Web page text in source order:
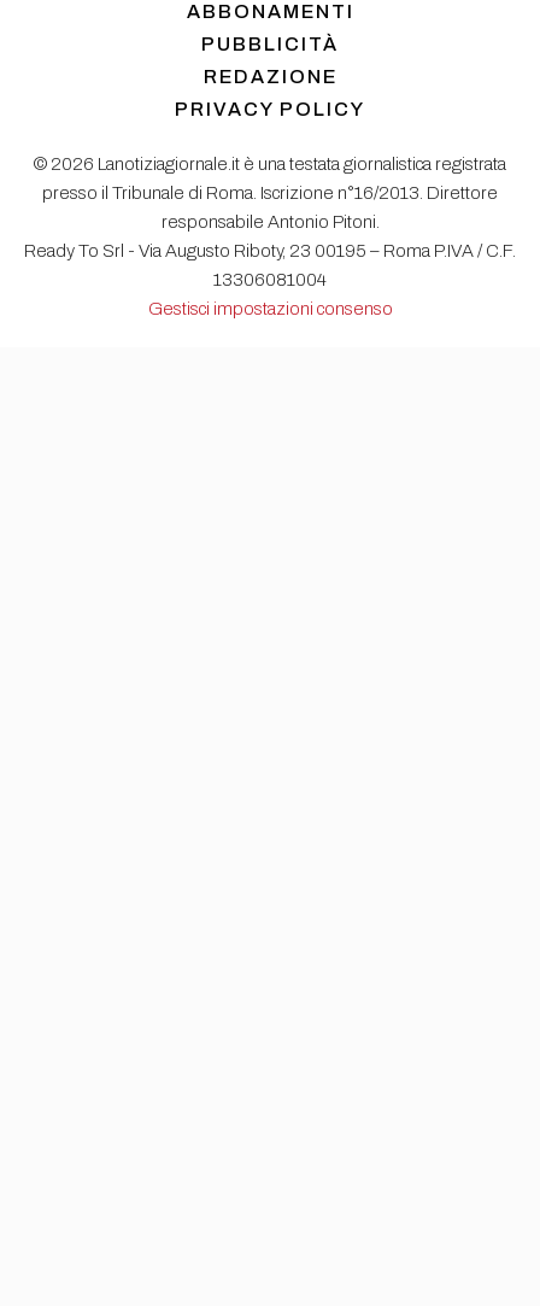
ABBONAMENTI
PUBBLICITÀ
REDAZIONE
PRIVACY POLICY
© 2026 Lanotiziagiornale.it è una testata giornalistica registrata
presso il Tribunale di Roma. Iscrizione n°16/2013. Direttore
responsabile Antonio Pitoni.
Ready To Srl - Via Augusto Riboty, 23 00195 – Roma P.IVA / C.F.
13306081004
Gestisci impostazioni consenso